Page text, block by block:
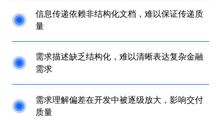
信息传递依赖非结构化文档，难以保证传递质
量
需求描述缺乏结构化，难以清晰表达复杂金融
需求
需求理解偏差在开发中被逐级放大，影响交付
质量